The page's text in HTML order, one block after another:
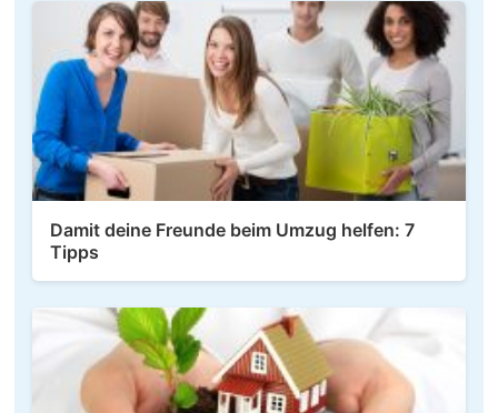
Damit deine Freunde beim Umzug helfen: 7
Tipps